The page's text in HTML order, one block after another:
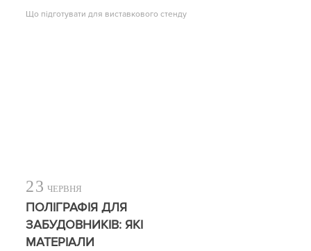
Що підготувати для виставкового стенду
23 ЧЕРВНЯ
ПОЛІГРАФІЯ ДЛЯ
ЗАБУДОВНИКІВ: ЯКІ
МАТЕРІАЛИ